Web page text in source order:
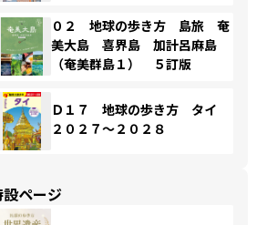
０２ 地球の歩き方 島旅 奄
美大島 喜界島 加計呂麻島
（奄美群島１） ５訂版
Ｄ１７ 地球の歩き方 タイ
２０２７～２０２８
ページ